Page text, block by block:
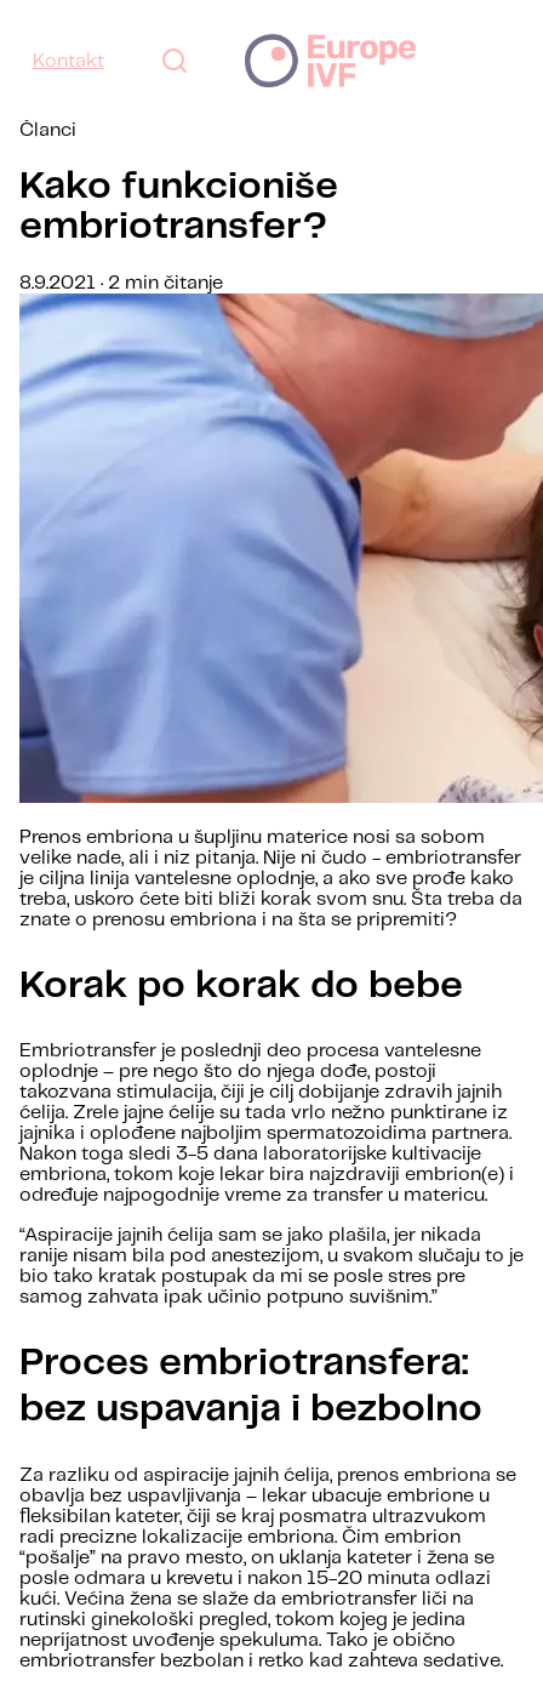
Kontakt
Članci
Kako funkcioniše
embriotransfer?
8.9.2021 · 2 min čitanje
Prenos embriona u šupljinu materice nosi sa sobom
velike nade, ali i niz pitanja. Nije ni čudo - embriotransfer
je ciljna linija vantelesne oplodnje, a ako sve prođe kako
treba, uskoro ćete biti bliži korak svom snu. Šta treba da
znate o prenosu embriona i na šta se pripremiti?
Korak po korak do bebe
Embriotransfer je poslednji deo procesa vantelesne
oplodnje – pre nego što do njega dođe, postoji
takozvana stimulacija, čiji je cilj dobijanje zdravih jajnih
ćelija. Zrele jajne ćelije su tada vrlo nežno punktirane iz
jajnika i oplođene najboljim spermatozoidima partnera.
Nakon toga sledi 3-5 dana laboratorijske kultivacije
embriona, tokom koje lekar bira najzdraviji embrion(e) i
određuje najpogodnije vreme za transfer u matericu.
“Aspiracije jajnih ćelija sam se jako plašila, jer nikada
ranije nisam bila pod anestezijom, u svakom slučaju to je
bio tako kratak postupak da mi se posle stres pre
samog zahvata ipak učinio potpuno suvišnim.”
Proces embriotransfera:
bez uspavanja i bezbolno
Za razliku od aspiracije jajnih ćelija, prenos embriona se
obavlja bez uspavljivanja – lekar ubacuje embrione u
fleksibilan kateter, čiji se kraj posmatra ultrazvukom
radi precizne lokalizacije embriona. Čim embrion
“pošalje” na pravo mesto, on uklanja kateter i žena se
posle odmara u krevetu i nakon 15-20 minuta odlazi
kući. Većina žena se slaže da embriotransfer liči na
rutinski ginekološki pregled, tokom kojeg je jedina
neprijatnost uvođenje spekuluma. Tako je obično
embriotransfer bezbolan i retko kad zahteva sedative.